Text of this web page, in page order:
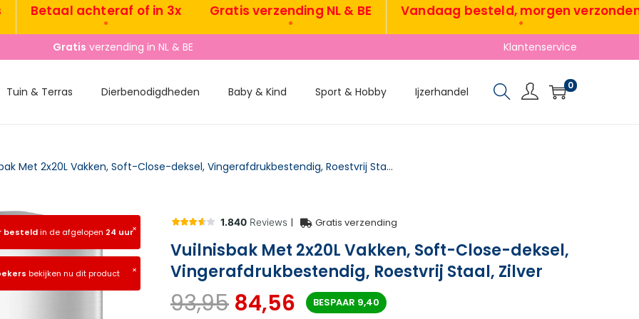
Betaal achteraf of in 3x Gratis verzending NL & BE Vandaag besteld, morgen verzonden
Vandaag besteld, morgen gratisverzonden Klantenservice
Tuin & Terras Dierbenodigdheden Baby & Kind Sport & Hobby Ijzerhandel 0
Vuilnisbak Met 2x20L Vakken, Soft-Close-deksel, Vingerafdrukbestendig, Roestvrij Staal, Zilver
×
besteldin de afgelopen 24 uur
×
bekijken nu dit product
| Gratis verzending
Vuilnisbak Met 2x20L Vakken, Soft-Close-deksel,
Vingerafdrukbestendig, Roestvrij Staal, Zilver
93,95 84,56 BESPAAR 9,40